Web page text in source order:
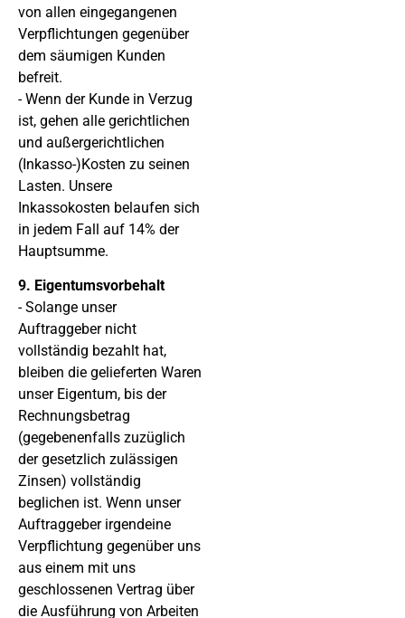
von allen eingegangenen
Verpflichtungen gegenüber
dem säumigen Kunden
befreit.
- Wenn der Kunde in Verzug
ist, gehen alle gerichtlichen
und außergerichtlichen
(Inkasso-)Kosten zu seinen
Lasten. Unsere
Inkassokosten belaufen sich
in jedem Fall auf 14% der
Hauptsumme.
9. Eigentumsvorbehalt
- Solange unser
Auftraggeber nicht
vollständig bezahlt hat,
bleiben die gelieferten Waren
unser Eigentum, bis der
Rechnungsbetrag
(gegebenenfalls zuzüglich
der gesetzlich zulässigen
Zinsen) vollständig
beglichen ist. Wenn unser
Auftraggeber irgendeine
Verpflichtung gegenüber uns
aus einem mit uns
geschlossenen Vertrag über
die Ausführung von Arbeiten